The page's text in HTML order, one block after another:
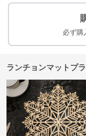
必ず購
ランチョンマットプ